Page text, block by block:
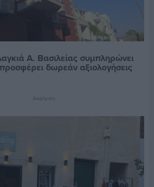
Α. Βασιλείας συμπληρώνει
δωρεάν αξιολογήσεις
Διαφήμιση